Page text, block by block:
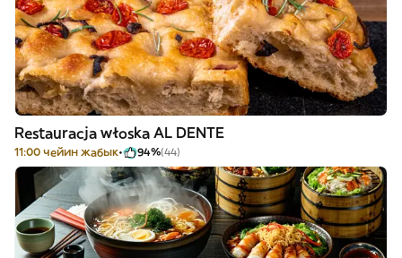
Restauracja włoska AL DENTE
11:00 чейин жабык 94%(44)